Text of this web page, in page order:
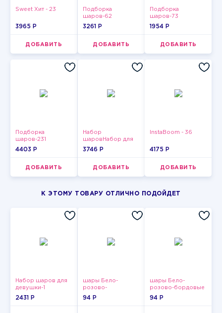
Sweet Хит - 23
3965 P
ДОБАВИТЬ
Подборка
шаров-62
3261 P
ДОБАВИТЬ
Подборка
шаров-73
1954 P
ДОБАВИТЬ
Подборка
шаров-231
4403 P
ДОБАВИТЬ
Набор
шаровНабор для
мужчин-3
3746 P
ДОБАВИТЬ
InstaBoom - 36
4175 P
ДОБАВИТЬ
К ЭТОМУ ТОВАРУ ОТЛИЧНО ПОДОЙДЕТ
Набор шаров для
девушки-1
2431 P
шары Бело-
розово-
фиолетово-
94 P
шары Бело-
розово-бордовые
металлик
94 P